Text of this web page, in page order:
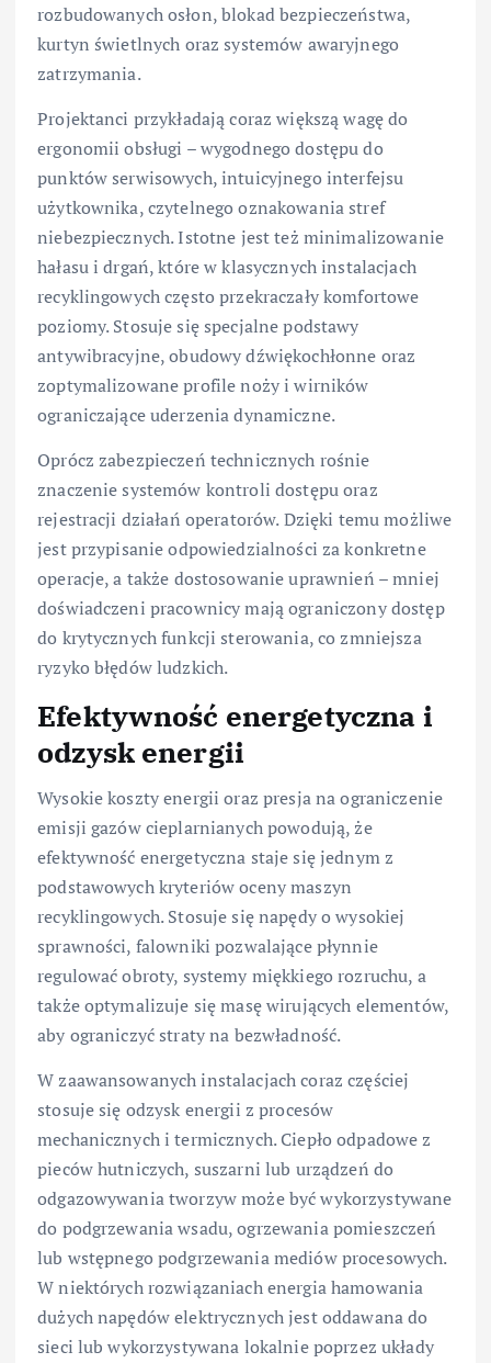
rozbudowanych osłon, blokad bezpieczeństwa,
kurtyn świetlnych oraz systemów awaryjnego
zatrzymania.
Projektanci przykładają coraz większą wagę do
ergonomii obsługi – wygodnego dostępu do
punktów serwisowych, intuicyjnego interfejsu
użytkownika, czytelnego oznakowania stref
niebezpiecznych. Istotne jest też minimalizowanie
hałasu i drgań, które w klasycznych instalacjach
recyklingowych często przekraczały komfortowe
poziomy. Stosuje się specjalne podstawy
antywibracyjne, obudowy dźwiękochłonne oraz
zoptymalizowane profile noży i wirników
ograniczające uderzenia dynamiczne.
Oprócz zabezpieczeń technicznych rośnie
znaczenie systemów kontroli dostępu oraz
rejestracji działań operatorów. Dzięki temu możliwe
jest przypisanie odpowiedzialności za konkretne
operacje, a także dostosowanie uprawnień – mniej
doświadczeni pracownicy mają ograniczony dostęp
do krytycznych funkcji sterowania, co zmniejsza
ryzyko błędów ludzkich.
Efektywność energetyczna i
odzysk energii
Wysokie koszty energii oraz presja na ograniczenie
emisji gazów cieplarnianych powodują, że
efektywność energetyczna staje się jednym z
podstawowych kryteriów oceny maszyn
recyklingowych. Stosuje się napędy o wysokiej
sprawności, falowniki pozwalające płynnie
regulować obroty, systemy miękkiego rozruchu, a
także optymalizuje się masę wirujących elementów,
aby ograniczyć straty na bezwładność.
W zaawansowanych instalacjach coraz częściej
stosuje się odzysk energii z procesów
mechanicznych i termicznych. Ciepło odpadowe z
pieców hutniczych, suszarni lub urządzeń do
odgazowywania tworzyw może być wykorzystywane
do podgrzewania wsadu, ogrzewania pomieszczeń
lub wstępnego podgrzewania mediów procesowych.
W niektórych rozwiązaniach energia hamowania
dużych napędów elektrycznych jest oddawana do
sieci lub wykorzystywana lokalnie poprzez układy